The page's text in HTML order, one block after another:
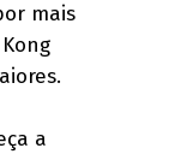
mais
a